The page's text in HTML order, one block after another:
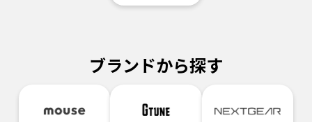
ブランドから探す